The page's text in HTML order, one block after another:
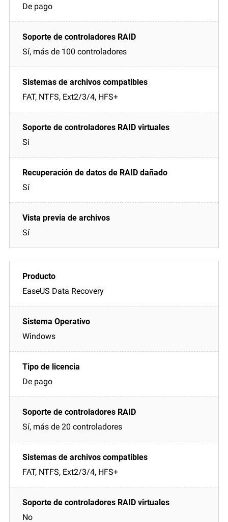
De pago
Sí, más de 100 controladores
FAT, NTFS, Ext2/3/4, HFS+
Sí
Sí
Sí
EaseUS Data Recovery
Windows
De pago
Sí, más de 20 controladores
FAT, NTFS, Ext2/3/4, HFS+
No